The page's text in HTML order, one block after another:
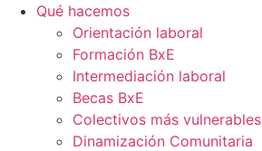
Qué hacemos
Orientación laboral
Formación BxE
Intermediación laboral
Becas BxE
Colectivos más vulnerables
Dinamización Comunitaria